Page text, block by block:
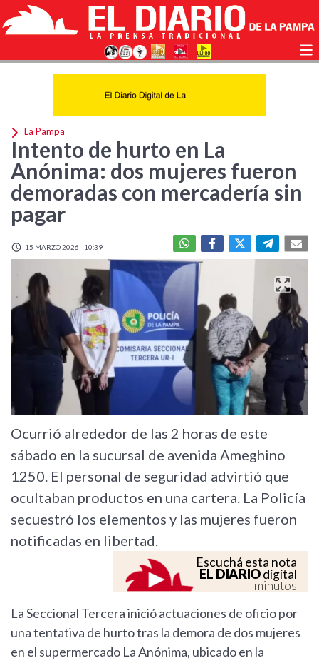
La Pampa
Intento de hurto en La
Anónima: dos mujeres fueron
demoradas con mercadería sin
pagar
15 MARZO 2026 - 10:39
Ocurrió alrededor de las 2 horas de este
sábado en la sucursal de avenida Ameghino
1250. El personal de seguridad advirtió que
ocultaban productos en una cartera. La Policía
secuestró los elementos y las mujeres fueron
notificadas en libertad.
Escuchá esta nota
EL DIARIOdigital
minutos
La Seccional Tercera inició actuaciones de oficio por
una tentativa de hurto tras la demora de dos mujeres
en el supermercado La Anónima, ubicado en la